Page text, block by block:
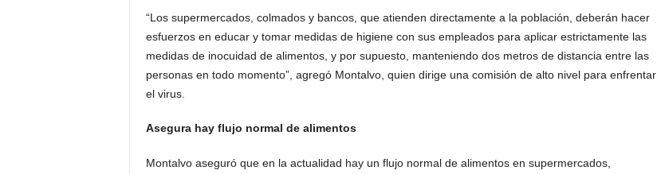
“Los supermercados, colmados y bancos, que atienden directamente a la población, deberán hacer
esfuerzos en educar y tomar medidas de higiene con sus empleados para aplicar estrictamente las
medidas de inocuidad de alimentos, y por supuesto, manteniendo dos metros de distancia entre las
personas en todo momento”, agregó Montalvo, quien dirige una comisión de alto nivel para enfrentar
el virus.
Asegura hay flujo normal de alimentos
Montalvo aseguró que en la actualidad hay un flujo normal de alimentos en supermercados,